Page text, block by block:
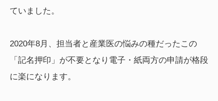
ていました。
2020年8月、担当者と産業医の悩みの種だったこの
「記名押印」が不要となり電子・紙両方の申請が格段
に楽になります。